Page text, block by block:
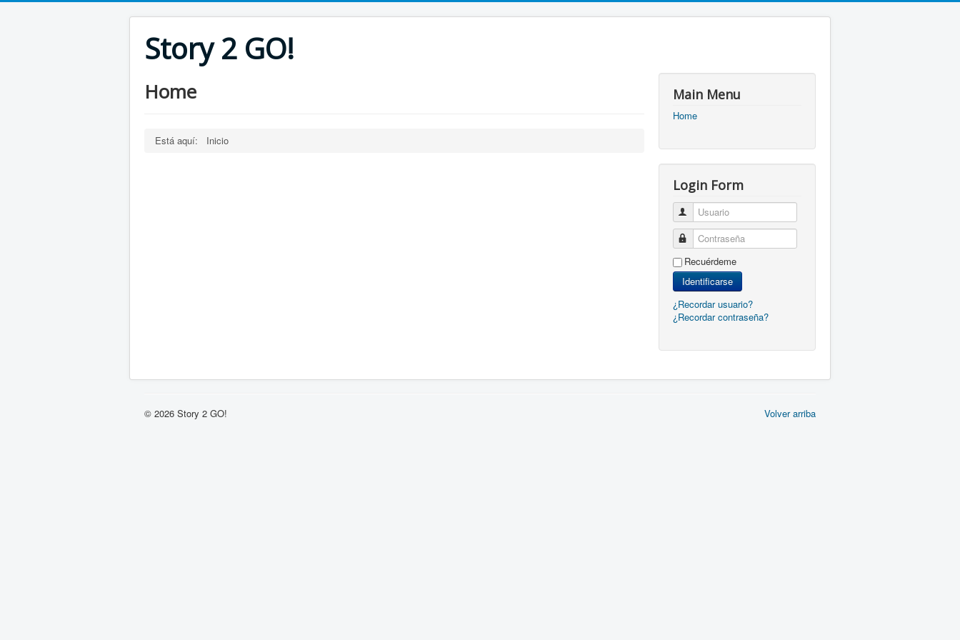
Story 2 GO!
Home
Está aquí: Inicio
Main Menu
Home
Login Form
Usuario
Contraseña
Recuérdeme
Identificarse
¿Recordar usuario?
¿Recordar contraseña?
Volver arriba
© 2026 Story 2 GO!